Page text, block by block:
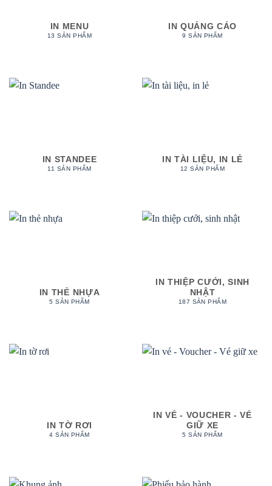
IN MENU
13 SẢN PHẨM
IN QUẢNG CÁO
9 SẢN PHẨM
IN STANDEE
11 SẢN PHẨM
IN TÀI LIỆU, IN LẺ
12 SẢN PHẨM
IN THẺ NHỰA
5 SẢN PHẨM
IN THIỆP CƯỚI, SINH
NHẬT
187 SẢN PHẨM
IN TỜ RƠI
4 SẢN PHẨM
IN VÉ - VOUCHER - VÉ
GIỮ XE
5 SẢN PHẨM